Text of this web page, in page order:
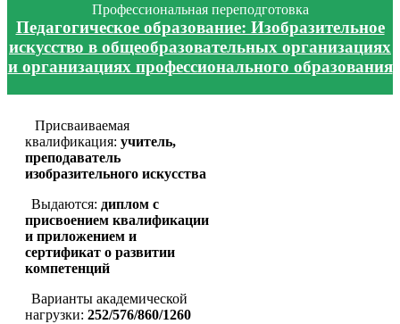
Профессиональная переподготовка
Педагогическое образование: Изобразительное
искусство в общеобразовательных организациях
и организациях профессионального образования
Присваиваемая
квалификация: учитель,
преподаватель
изобразительного искусства
Выдаются: диплом с
присвоением квалификации
и приложением и
сертификат о развитии
компетенций
Варианты академической
нагрузки: 252/576/860/1260